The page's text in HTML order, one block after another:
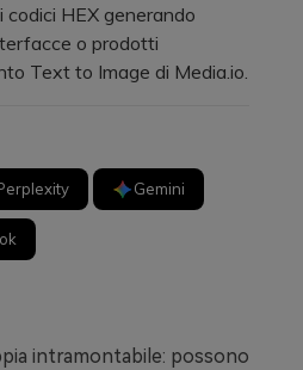
HEX generando
o prodotti
Text to Image di Media.io.
Gemini
intramontabile: possono